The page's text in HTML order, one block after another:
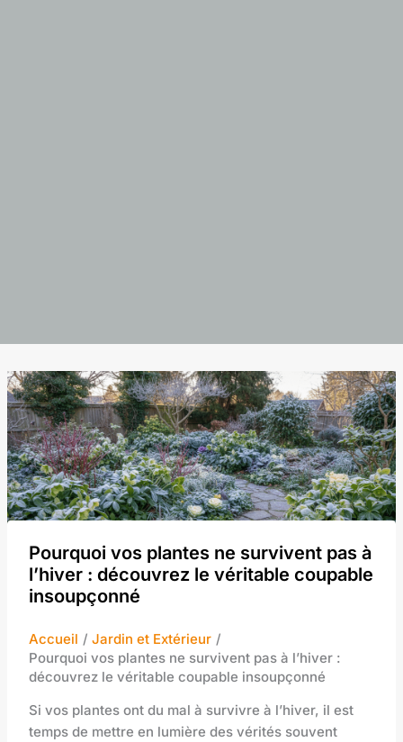
Pourquoi vos plantes ne survivent pas à
l’hiver : découvrez le véritable coupable
insoupçonné
Accueil
Jardin et Extérieur
Pourquoi vos plantes ne survivent pas à l’hiver :
découvrez le véritable coupable insoupçonné
Si vos plantes ont du mal à survivre à l’hiver, il est
temps de mettre en lumière des vérités souvent